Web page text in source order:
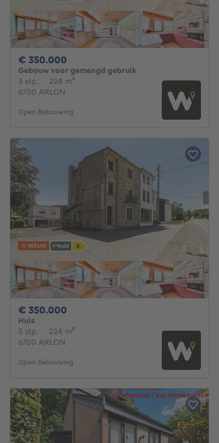
€ 350.000
Gebouw voor gemengd gebruik
3 slp. 3 slaapkamers
· 224 m²
6700 ARLON
Open Bebouwing
NIEUW
€ 350.000
Huis
3 slp. 3 slaapkamers
· 224 m²
6700 ARLON
Open Bebouwing